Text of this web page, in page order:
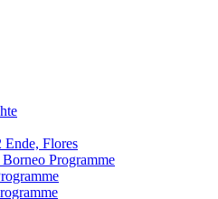
Flores
Programme